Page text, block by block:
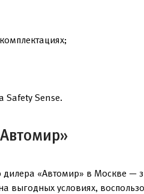
Safety Sense.
«Автомир» в Москве —
выгодных условиях,